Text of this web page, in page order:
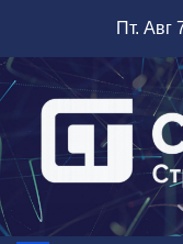
содержимому
Пт. Авг